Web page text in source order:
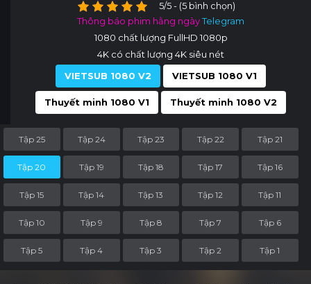
5/5 - (5 bình chọn)
Thông báo phim hằng ngàyTelegram
1080 chất lượng FullHD 1080p
4K có chất lượng 4K siêu nét
VIETSUB 1080 V2
VIETSUB 1080 V1
Thuyết minh 1080 V1 Thuyết minh 1080 V2
Tập 25 Tập 24 Tập 23 Tập 22 Tập 21
Tập 20 Tập 19 Tập 18 Tập 17 Tập 16
Tập 15 Tập 14 Tập 13 Tập 12 Tập 11
Tập 10 Tập 9 Tập 8 Tập 7 Tập 6
Tập 5 Tập 4 Tập 3 Tập 2 Tập 1